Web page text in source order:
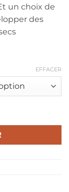
un choix de
des
EFFACER